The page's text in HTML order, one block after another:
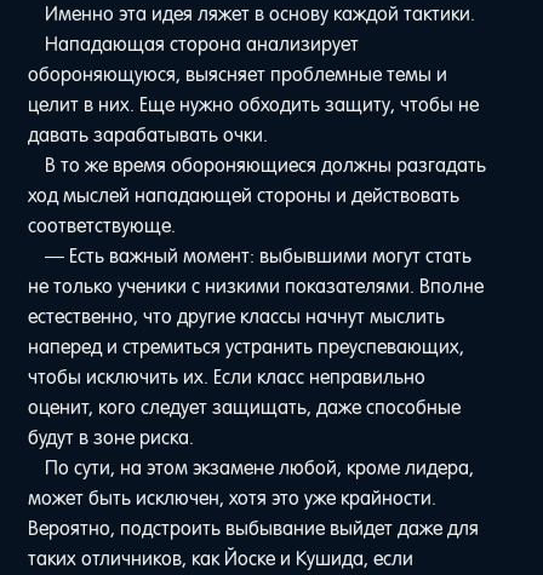
Именно эта идея ляжет в основу каждой тактики.
Нападающая сторона анализирует
обороняющуюся, выясняет проблемные темы и
целит в них. Еще нужно обходить защиту, чтобы не
давать зарабатывать очки.
В то же время обороняющиеся должны разгадать
ход мыслей нападающей стороны и действовать
соответствующе.
— Есть важный момент: выбывшими могут стать
не только ученики с низкими показателями. Вполне
естественно, что другие классы начнут мыслить
наперед и стремиться устранить преуспевающих,
чтобы исключить их. Если класс неправильно
оценит, кого следует защищать, даже способные
будут в зоне риска.
По сути, на этом экзамене любой, кроме лидера,
может быть исключен, хотя это уже крайности.
Вероятно, подстроить выбывание выйдет даже для
таких отличников, как Йоске и Кушида, если